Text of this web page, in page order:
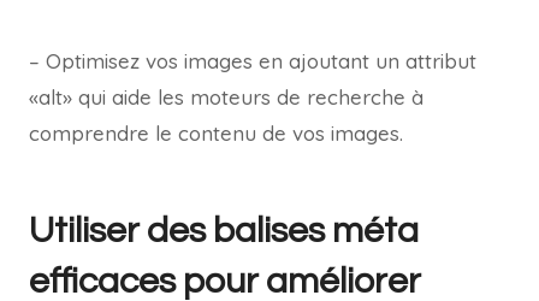
– Optimisez vos images en ajoutant un attribut
«alt» qui aide les moteurs de recherche à
comprendre le contenu de vos images.
Utiliser des balises méta
efficaces pour améliorer